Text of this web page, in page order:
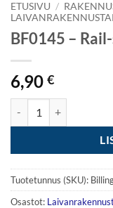
ETUSIVU /
BF0145 –
6,90 €
Tuotetunnus (SKU):
Osastot: